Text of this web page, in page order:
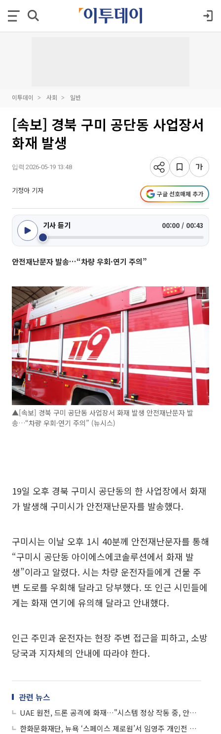
이투데이 사회 일반
[속보] 경북 구미 공단동 사업장서
화재 발생
입력 2026-05-19 13:48
기정아 기자 구글 선호매체 추가
기사 듣기 00:00 / 00:43
안전재난문자 발송…“차량 우회·연기 주의”
▲[속보] 경북 구미 공단동 사업장서 화재 발생 안전재난문자 발
송…“차량 우회·연기 주의” (뉴시스)
19일 오후 경북 구미시 공단동의 한 사업장에서 화재
가 발생해 구미시가 안전재난문자를 발송했다.
구미시는 이날 오후 1시 40분께 안전재난문자를 통해
“구미시 공단동 아이에스에코솔루션에서 화재 발
생”이라고 알렸다. 시는 차량 운전자들에게 건물 주
변 도로를 우회해 달라고 당부했다. 또 인근 시민들에
게는 화재 연기에 유의해 달라고 안내했다.
인근 주민과 운전자는 현장 주변 접근을 피하고, 소방
당국과 지자체의 안내에 따라야 한다.
관련 뉴스
UAE 원전, 드론 공격에 화재…"시스템 정상 작동 중, 안전 영향 없어"
한화문화재단, 뉴욕 ‘스페이스 제로원’서 임영주 개인전 개최